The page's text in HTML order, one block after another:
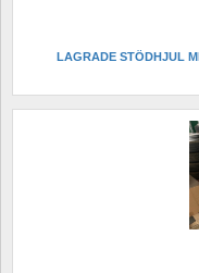
LAGRADE STÖDHJUL